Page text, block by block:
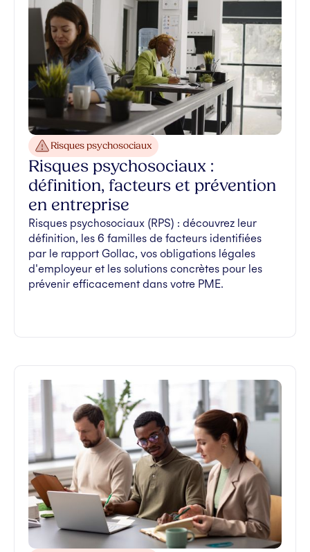
Risques psychosociaux
Risques psychosociaux :
définition, facteurs et prévention
en entreprise
Risques psychosociaux (RPS) : découvrez leur
définition, les 6 familles de facteurs identifiées
par le rapport Gollac, vos obligations légales
d'employeur et les solutions concrètes pour les
prévenir efficacement dans votre PME.